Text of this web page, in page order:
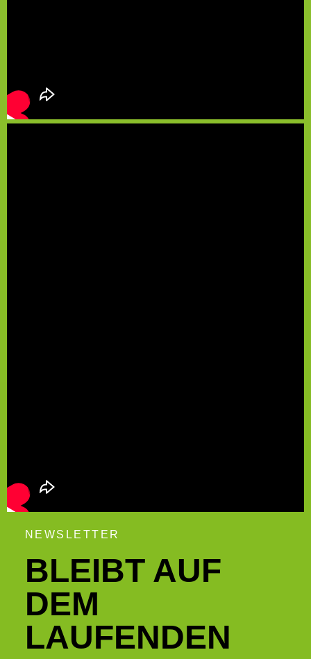
NEWSLETTER
BLEIBT AUF
DEM
LAUFENDEN